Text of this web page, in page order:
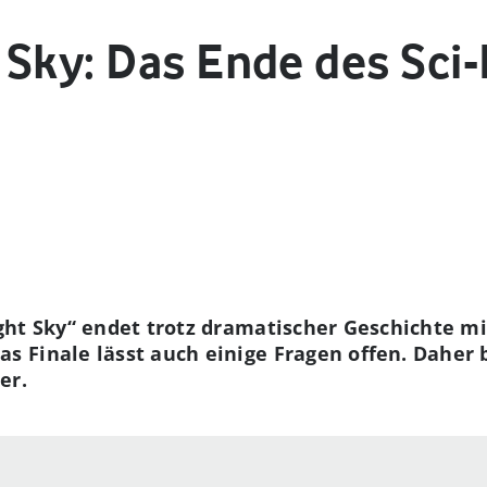
Das Ende des
Sky“ endet trotz dramatischer Geschichte
Finale lässt auch einige Fragen offen. Daher